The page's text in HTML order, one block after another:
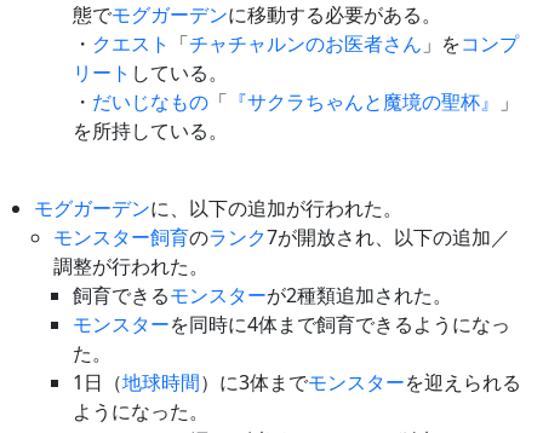
態でモグガーデンに移動する必要がある。
・ クエスト 「チャチャルンのお医者さん 」をコンプ
リート している。
・ だいじなもの 「 『サクラちゃんと魔境の聖杯』
」
を所持している。
モグガーデンに、以下の追加が行われた。
モンスター飼育のランク7が開放され、以下の追加／
調整が行われた。
飼育できるモンスターが2種類追加された。
モンスターを同時に4体まで飼育できるようになっ
た。
1日（地球時間）に3体までモンスターを迎えられる
ようになった。